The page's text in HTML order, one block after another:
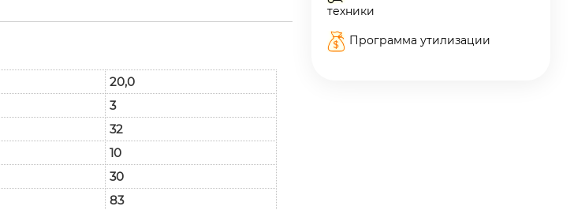
20,0
3
32
10
30
83
техники
Программа утилизации